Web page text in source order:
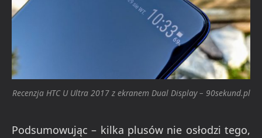
Recenzja HTC U Ultra 2017 z ekranem Dual Display – 90sekund.pl
Podsumowując – kilka plusów nie osłodzi tego,